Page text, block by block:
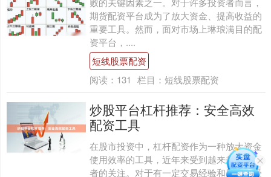
期货配资平台成为了放大资金、提高收益的
重要工具。然而，面对市场上琳琅满目的配
资平台，....
短线股票配资
阅读： 131 栏目： 短线股票配资
炒股平台杠杆推荐：安全高效
配资工具
在股市投资中，杠杆配资作为一种放大资金
使用效率的工具，近年来受到越来越多投资
者的关注。对于有一定交易经验和风险承受